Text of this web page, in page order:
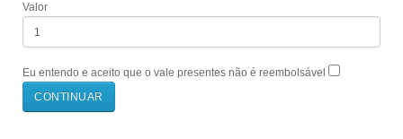
Valor
Eu entendo e aceito que o vale presentes não é reembolsável